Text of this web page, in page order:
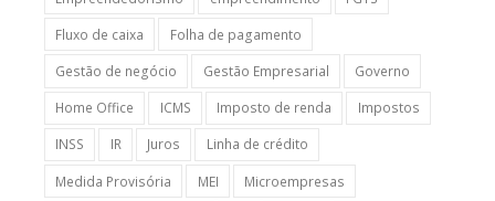
Fluxo de caixa
Folha de pagamento
Gestão de negócio
Gestão Empresarial
Governo
Home Office
ICMS Imposto de renda
Impostos
INSS
IR Juros
Linha de crédito
Medida Provisória
MEI
Microempresas